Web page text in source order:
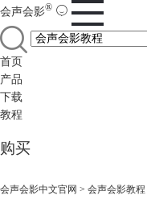
会声会影®
首页
产品
下载
教程
购买
会声会影中文官网 > 会声会影教程